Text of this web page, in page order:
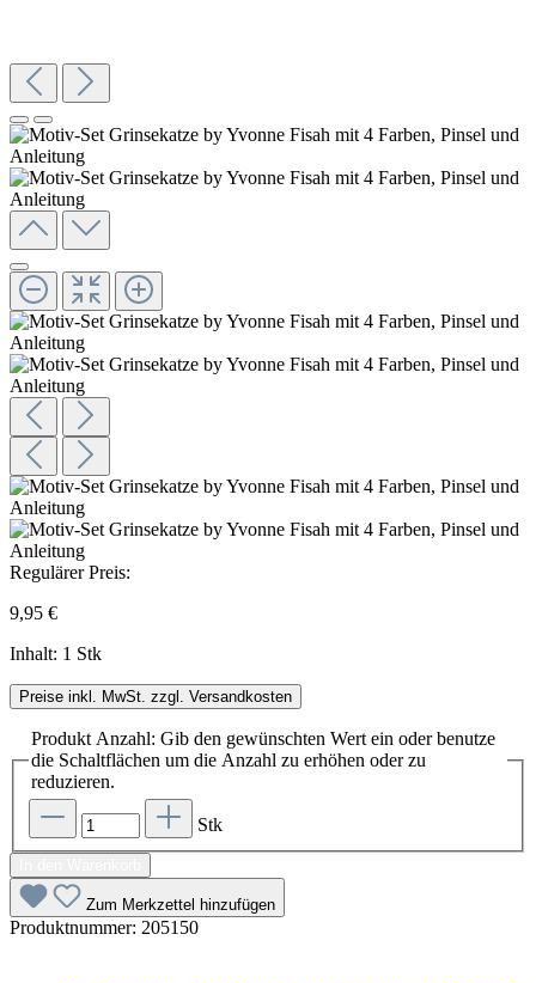
Regulärer Preis:
9,95 €
Inhalt: 1 Stk
Preise inkl. MwSt. zzgl. Versandkosten
Produkt Anzahl: Gib den gewünschten Wert ein oder benutze
die Schaltflächen um die Anzahl zu erhöhen oder zu
reduzieren.
Stk
Zum Merkzettel hinzufügen
Produktnummer: 205150